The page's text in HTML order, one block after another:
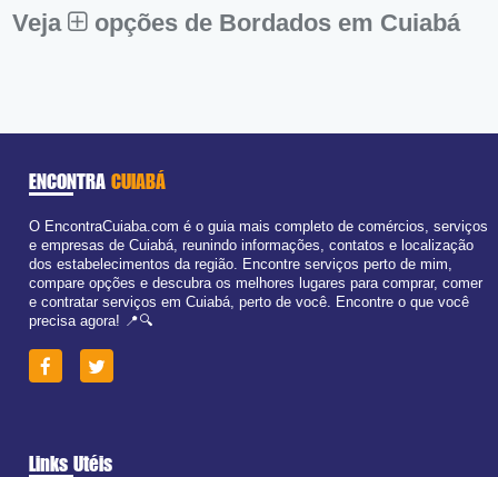
Dom:
Fechado
Veja opções de Bordados em Cuiabá
ENCONTRA CUIABÁ
O EncontraCuiaba.com é o guia mais completo de comércios, serviços
e empresas de Cuiabá, reunindo informações, contatos e localização
dos estabelecimentos da região. Encontre serviços perto de mim,
compare opções e descubra os melhores lugares para comprar, comer
e contratar serviços em Cuiabá, perto de você. Encontre o que você
precisa agora! 📍🔍
Links Utéis